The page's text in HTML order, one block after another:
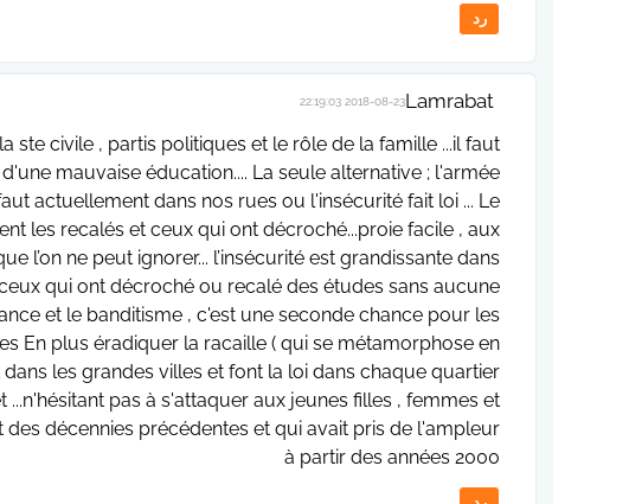
رد
Lamrabat
2018-08-23 22:19:03
ste civile , partis politiques et le rôle de la famille ...il faut
mauvaise éducation.... La seule alternative ; l'armée
actuellement dans nos rues ou l'insécurité fait loi ... Le
les recalés et ceux qui ont décroché...proie facile , aux
l’on ne peut ignorer... l’insécurité est grandissante dans
qui ont décroché ou recalé des études sans aucune
et le banditisme , c'est une seconde chance pour les
En plus éradiquer la racaille ( qui se métamorphose en
les grandes villes et font la loi dans chaque quartier
pas à s'attaquer aux jeunes filles , femmes et
décennies précédentes et qui avait pris de l'ampleur
à partir des années 2000